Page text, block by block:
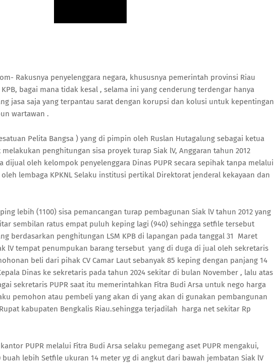
Rakusnya penyelenggara negara, khususnya pemerintah provinsi Riau
bagai mana tidak kesal , selama ini yang cenderung terdengar hanya
jasa saja yang terpantau sarat dengan korupsi dan kolusi untuk kepentingan
wartawan .
Pelita Bangsa ) yang di pimpin oleh Ruslan Hutagalung sebagai ketua
penghitungan sisa proyek turap Siak lV, Anggaran tahun 2012
dijual oleh kelompok penyelenggara Dinas PUPR secara sepihak tanpa melalui
lembaga KPKNL Selaku institusi pertikal Direktorat jenderal kekayaan dan
lebih (1100) sisa pemancangan turap pembagunan Siak lV tahun 2012 yang
sembilan ratus empat puluh keping lagi (940) sehingga setfile tersebut
berdasarkan penghitungan LSM KPB di lapangan pada tanggal 31 Maret
lV tempat penumpukan barang tersebut yang di duga di jual oleh sekretaris
beli dari pihak CV Camar Laut sebanyak 85 keping dengan panjang 14
Dinas ke sekretaris pada tahun 2024 sekitar di bulan November , lalu atas
sekretaris PUPR saat itu memerintahkan Fitra Budi Arsa untuk nego harga
pemohon atau pembeli yang akan di yang akan di gunakan pembangunan
kabupaten Bengkalis Riau.sehingga terjadilah harga net sekitar Rp
PUPR melalui Fitra Budi Arsa selaku pemegang aset PUPR mengakui,
lebih Setfile ukuran 14 meter yg di angkut dari bawah jembatan Siak lV